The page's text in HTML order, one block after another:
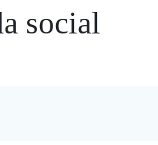
social